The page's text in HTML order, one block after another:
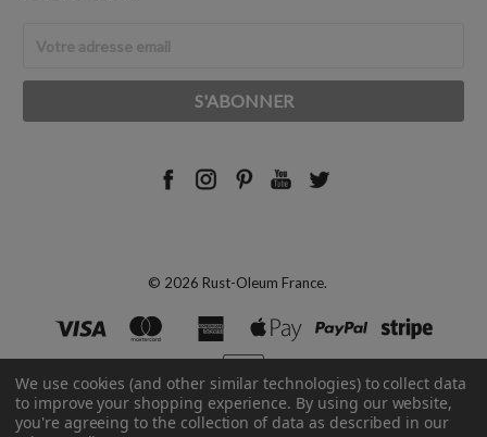
Email
© 2026 Rust-Oleum France.
We use cookies (and other similar technologies) to collect data
to improve your shopping experience. By using our website,
you're agreeing to the collection of data as described in our